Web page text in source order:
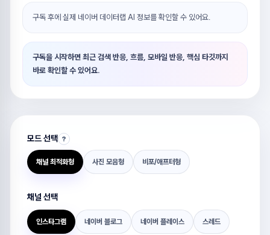
구독 후에 실제 네이버 데이터랩 AI 정보를 확인할 수 있어요.
구독을 시작하면 최근 검색 반응, 흐름, 모바일 반응, 핵심 타깃까지
바로 확인할 수 있어요.
모드 선택 ?
채널 최적화형 사진 모음형 비포/애프터형
채널 선택
인스타그램 네이버 블로그 네이버 플레이스 스레드